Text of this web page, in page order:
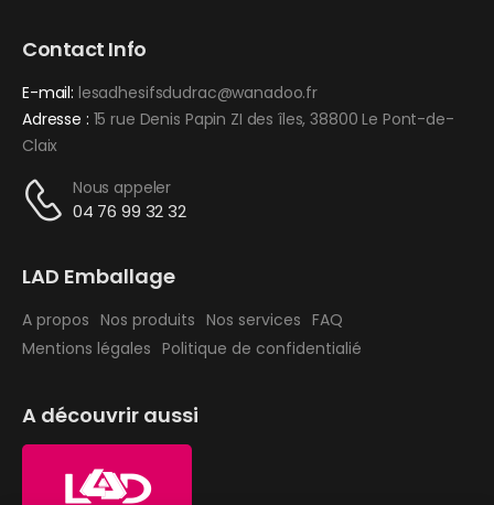
Contact Info
E-mail: lesadhesifsdudrac@wanadoo.fr
Adresse : 15 rue Denis Papin ZI des îles, 38800 Le Pont-de-
Claix
Nous appeler
04 76 99 32 32
LAD Emballage
A propos Nos produits Nos services FAQ
Mentions légales Politique de confidentialié
A découvrir aussi